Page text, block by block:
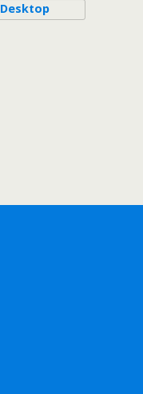
Desktop